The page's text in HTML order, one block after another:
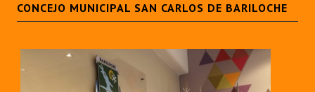
CONCEJO MUNICIPAL SAN CARLOS DE BARILOCHE